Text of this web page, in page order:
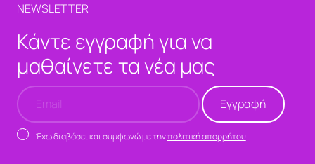
NEWSLETTER
Κάντε εγγραφή για να
μαθαίνετε τα νέα μας
Έχω διαβάσει και συμφωνώ με τηνπολιτική απορρήτου.